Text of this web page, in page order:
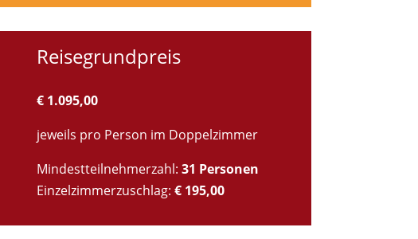
Reisegrundpreis
€ 1.095,00
jeweils pro Person im Doppelzimmer
Mindestteilnehmerzahl: 31 Personen
Einzelzimmerzuschlag: € 195,00